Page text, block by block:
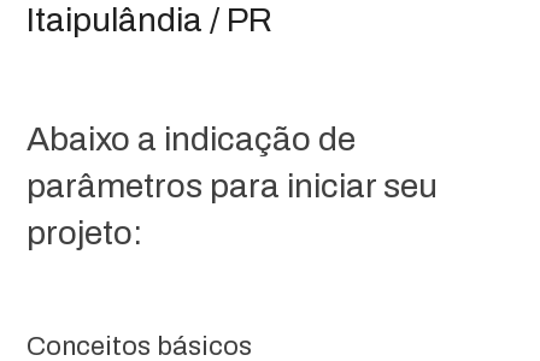
Itaipulândia / PR
Abaixo a indicação de
parâmetros para iniciar seu
projeto:
Conceitos básicos